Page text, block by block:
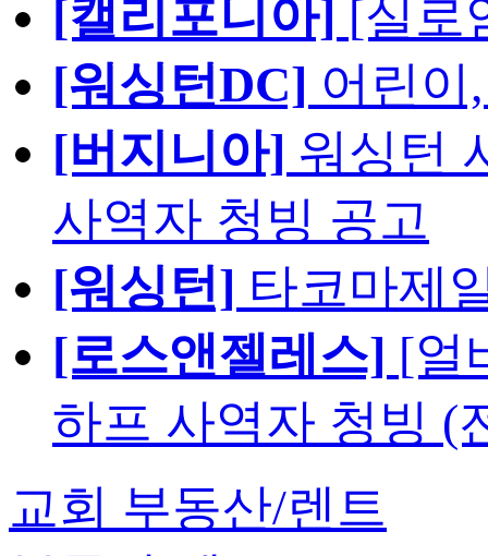
[캘리포니아] [실로
[워싱턴DC] 어린이
[버지니아] 워싱턴
사역자 청빙 공고
[워싱턴] 타코마제
[로스앤젤레스] [얼
하프 사역자 청빙 (
교회 부동산/렌트